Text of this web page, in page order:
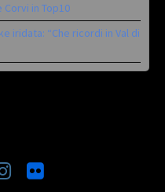
Corvi in Top10
iridata: “Che ricordi in Val di